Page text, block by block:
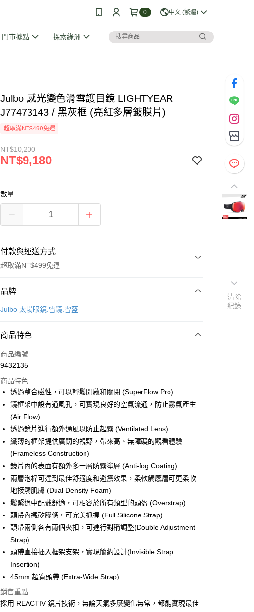
0 中文 (繁體)
門市據點 探索綠洲
Julbo 感光變色滑雪護目鏡 LIGHTYEAR
J77473143 / 黑灰框 (亮紅多層鍍膜片)
超取滿NT$499免運
NT$10,200
NT$9,180
數量
付款與運送方式
超取滿NT$499免運
付款方式
信用卡一次付款
Apple Pay
街口支付
悠遊付
Google Pay
全盈+PAY
大哥付你分期
相關說明
【大哥付你分期使用說明】
2.付款方式選擇「大哥付你分期」，訂單成立後會自動跳轉到大哥付的交易
流程，驗證手機門號後，選擇欲分期的期數、繳款截止日，確認付款後即
完成交易。
3.實際核准額度、可分期數及費用金額請依後續交易確認頁面所載為準。
4.訂單成立30分鐘內，如未前往確認交易或遇審核未通過，訂單將自動取
消。如遇「轉專審核」未通過狀況，表示未達大哥付你分期系統評分，恕
【繳款方式說明】
1.分期款項不併入電信帳單，「大哥付你分期」於每月結算日後寄送繳費提
醒簡訊。
2.透過簡訊連結打開帳單後，可選擇「超商條碼／台灣大直營門市／銀行轉
帳／街口支付／iPASS MONEY」等通路繳費。
【注意事項】
AFTEE先享後付
相關說明
【關於「AFTEE先享後付」】
AFTEE先享後付是「在收到商品之後才付款」的支付方式。 讓您購物簡單
１．簡單：不需註冊會員、不需綁卡、不需儲值。
２．便利：只要手機號碼，簡訊認證，即可結帳。
３．安心：先確認商品／服務後，再付款。
【「AFTEE先享後付」結帳流程】
１．於結帳方式選擇「AFTEE先享後付」後，將跳轉至「AFTEE先享後
２．訂單成立數日內，您將收到繳費通知簡訊。
３．收到繳費通知簡訊後14天內，點擊此簡訊中的連結，可透過四大超商
／ATM／網路銀行／等多元方式進行付款，方視為交易完成。
ATM付款
貨到付款
運送方式
全家取貨付款
每筆NT$60，滿NT$499(含以上)免運費
品牌
Julbo 太陽眼鏡.雪鏡.雪盔
商品特色
商品編號
9432135
商品特色
透過整合磁性，可以輕鬆開啟和關閉 (SuperFlow Pro)
鏡框架中設有通風孔，可實現良好的空氣流通，防止霧氣產生
(Air Flow)
透過鏡片進行額外通風以防止起霧 (Ventilated Lens)
纖薄的框架提供廣闊的視野，帶來高、無障礙的觀看體驗
(Frameless Construction)
鏡片內的表面有額外多一層防霧塗層 (Anti-fog Coating)
兩層泡棉可達到最佳舒適度和避震效果，柔軟觸感層可更柔軟
地接觸肌膚 (Dual Density Foam)
鬆緊適中配戴舒適，可相容於所有類型的頭盔 (Overstrap)
頭帶內襯矽膠條，可完美抓握 (Full Silicone Strap)
頭帶兩側各有兩個夾扣，可進行對稱調整(Double Adjustment
Strap)
頭帶直接插入框架支架，實現簡約設計(Invisible Strap
Insertion)
45mm 超寬頭帶 (Extra-Wide Strap)
銷售重點
採用 REACTIV 鏡片技術，無論天氣多麼變化無常，都能實現最佳
清除
紀錄